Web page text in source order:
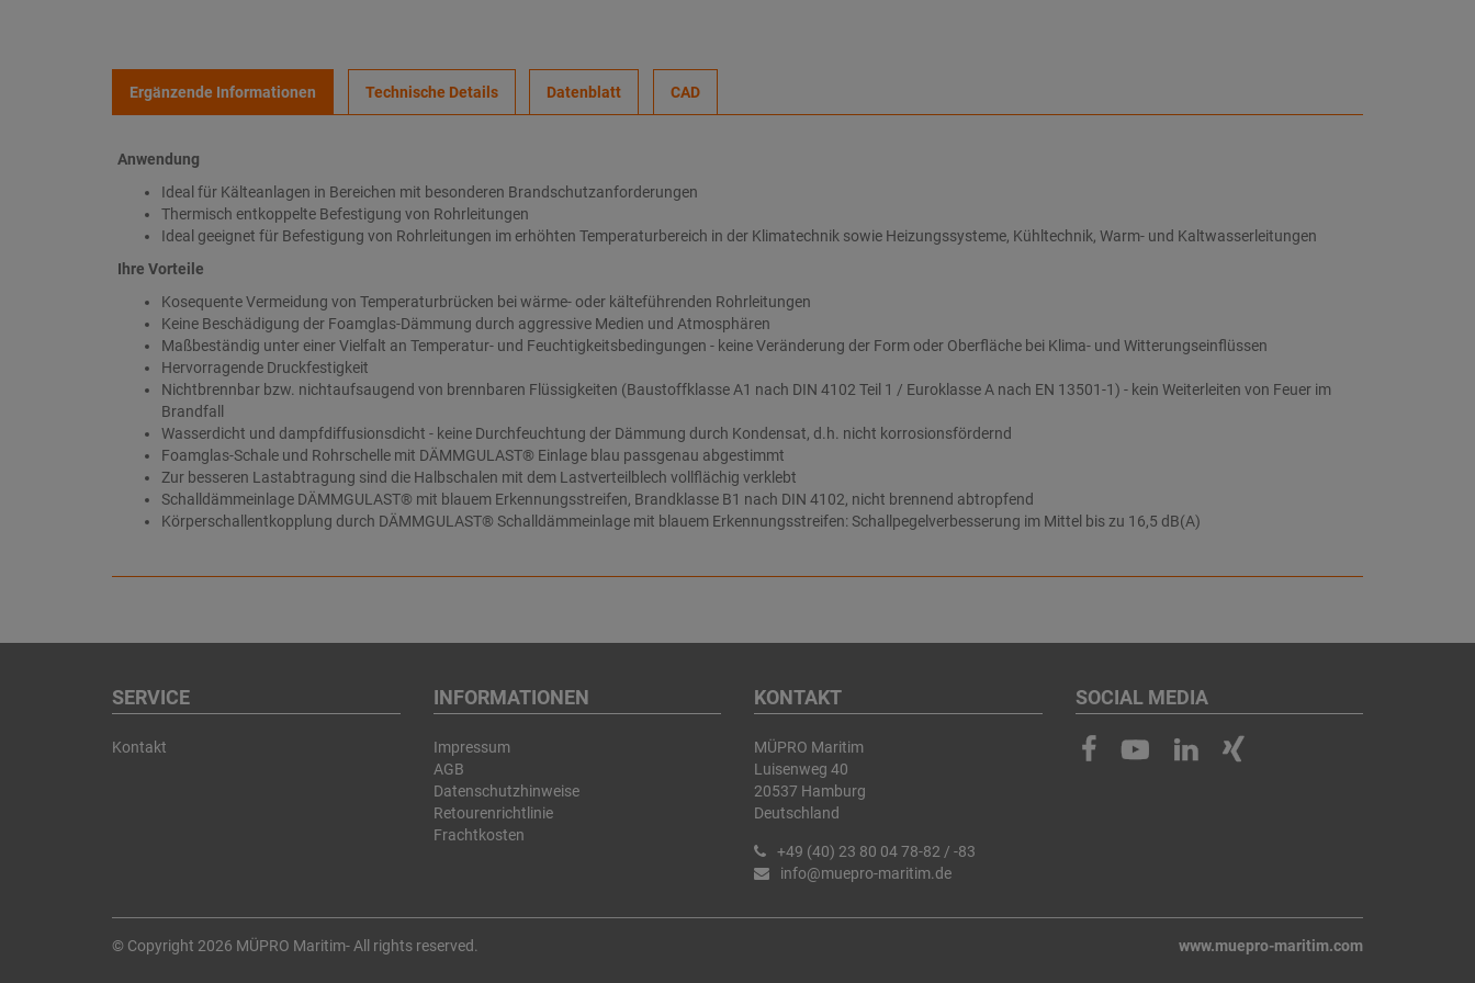
Ergänzende Informationen Technische Details Datenblatt CAD
Anwendung
Ideal für Kälteanlagen in Bereichen mit besonderen Brandschutzanforderungen
Thermisch entkoppelte Befestigung von Rohrleitungen
Ideal geeignet für Befestigung von Rohrleitungen im erhöhten Temperaturbereich in der Klimatechnik sowie Heizungssysteme, Kühltechnik, Warm- und Kaltwasserleitungen
Ihre Vorteile
Kosequente Vermeidung von Temperaturbrücken bei wärme- oder kälteführenden Rohrleitungen
Keine Beschädigung der Foamglas-Dämmung durch aggressive Medien und Atmosphären
Maßbeständig unter einer Vielfalt an Temperatur- und Feuchtigkeitsbedingungen - keine Veränderung der Form oder Oberfläche bei Klima- und Witterungseinflüssen
Hervorragende Druckfestigkeit
Nichtbrennbar bzw. nichtaufsaugend von brennbaren Flüssigkeiten (Baustoffklasse A1 nach DIN 4102 Teil 1 / Euroklasse A nach EN 13501-1) - kein Weiterleiten von Feuer im
Brandfall
Wasserdicht und dampfdiffusionsdicht - keine Durchfeuchtung der Dämmung durch Kondensat, d.h. nicht korrosionsfördernd
Foamglas-Schale und Rohrschelle mit DÄMMGULAST® Einlage blau passgenau abgestimmt
Zur besseren Lastabtragung sind die Halbschalen mit dem Lastverteilblech vollflächig verklebt
Schalldämmeinlage DÄMMGULAST® mit blauem Erkennungsstreifen, Brandklasse B1 nach DIN 4102, nicht brennend abtropfend
Körperschallentkopplung durch DÄMMGULAST® Schalldämmeinlage mit blauem Erkennungsstreifen: Schallpegelverbesserung im Mittel bis zu 16,5 dB(A)
SERVICE
Kontakt
INFORMATIONEN
Impressum
AGB
Datenschutzhinweise
Retourenrichtlinie
Frachtkosten
KONTAKT
MÜPRO Maritim
Luisenweg 40
20537 Hamburg
Deutschland
+49 (40) 23 80 04 78-82 / -83
info@muepro-maritim.de
SOCIAL MEDIA
© Copyright 2026 MÜPRO Maritim- All rights reserved. www.muepro-maritim.com